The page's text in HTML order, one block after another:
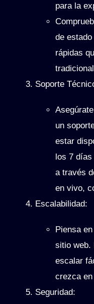
para la
de
rápidas
Soporte
un
estar
los 7 días
a través
en vivo,
Escalabilidad:
Piensa
sitio web.
escalar
crezca
Seguridad: